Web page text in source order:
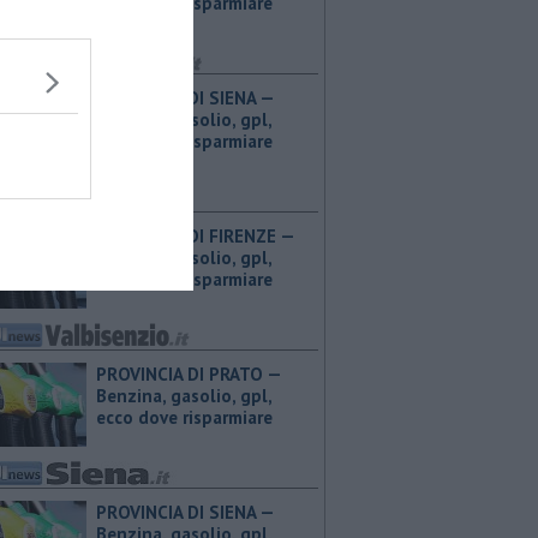
PROVINCIA DI SIENA — ​
Benzina, gasolio, gpl,
ecco dove risparmiare
PROVINCIA DI FIRENZE — ​
Benzina, gasolio, gpl,
ecco dove risparmiare
PROVINCIA DI PRATO — ​
Benzina, gasolio, gpl,
ecco dove risparmiare
PROVINCIA DI SIENA — ​